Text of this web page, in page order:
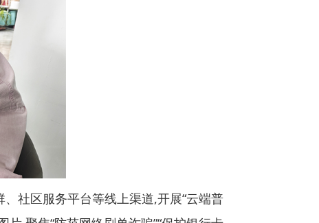
、社区服务平台等线上渠道,开展“云端普